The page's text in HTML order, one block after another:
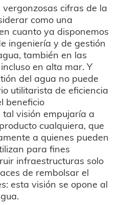
cifras de la
como una
cuanto ya disponemos
ingeniería y de gestión
también en las
en alta mar. Y
del agua no puede
utilitarista de eficiencia
beneficio
visión empujaría a
cualquiera, que
a quienes pueden
para fines
infraestructuras solo
de rembolsar el
esta visión se opone al